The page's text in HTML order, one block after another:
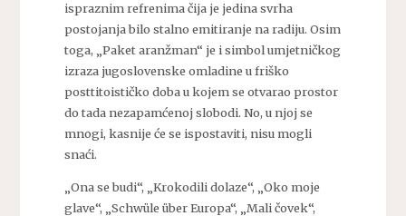
ispraznim refrenima čija je jedina svrha
postojanja bilo stalno emitiranje na radiju. Osim
toga, „Paket aranžman“ je i simbol umjetničkog
izraza jugoslovenske omladine u friško
posttitoističko doba u kojem se otvarao prostor
do tada nezapamćenoj slobodi. No, u njoj se
mnogi, kasnije će se ispostaviti, nisu mogli
snaći.
„Ona se budi“, „Krokodili dolaze“, „Oko moje
glave“, „Schwüle über Europa“, „Mali čovek“,